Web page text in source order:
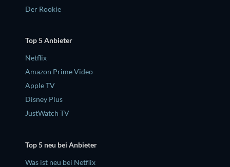
Der Rookie
Top 5 Anbieter
Netflix
Amazon Prime Video
Apple TV
Disney Plus
JustWatch TV
Top 5 neu bei Anbieter
Was ist neu bei Netflix